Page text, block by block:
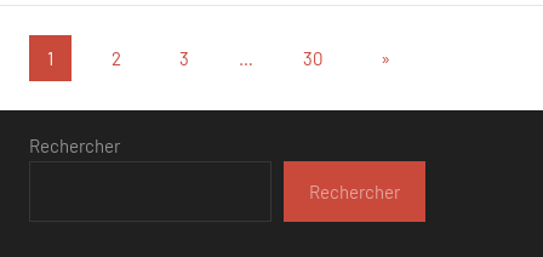
Pagination
des
publications
1 2 3 … 30
Articles
»
Rechercher
Rechercher